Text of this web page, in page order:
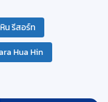
น รีสอร์ท
Hua Hin